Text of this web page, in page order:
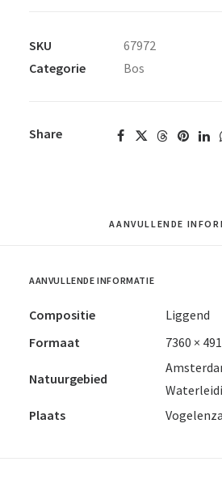
SKU
67972
Categorie
Bos
Share
AANVULLENDE
AANVULLENDE INFORMATIE
Compositie
Liggend
Formaat
7360 ×
Natuurgebied
Plaats